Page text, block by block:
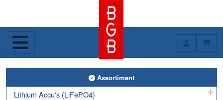
Toggle Assortiment
Assortiment
Lithium Accu's (LiFePO4)